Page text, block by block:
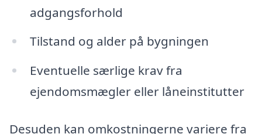
adgangsforhold
Tilstand og alder på bygningen
Eventuelle særlige krav fra
ejendomsmægler eller låneinstitutter
Desuden kan omkostningerne variere fra